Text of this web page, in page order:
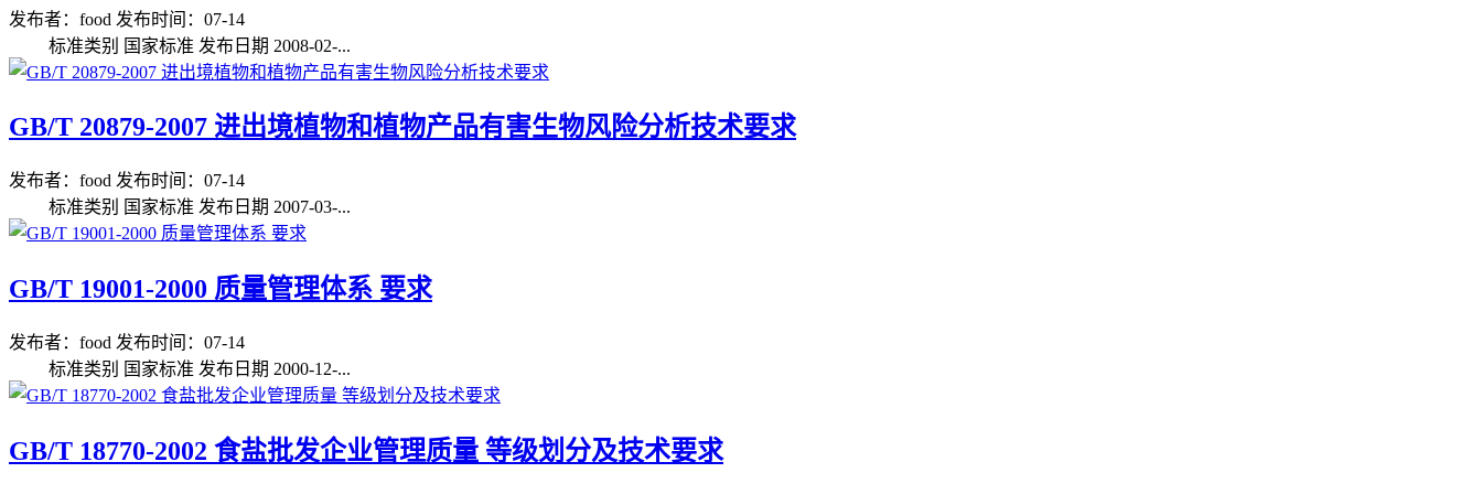
发布者：food 发布时间：07-14
标准类别 国家标准 发布日期 2008-02-...
GB/T 20879-2007 进出境植物和植物产品有害生物风险分析技术要求
发布者：food 发布时间：07-14
标准类别 国家标准 发布日期 2007-03-...
GB/T 19001-2000 质量管理体系 要求
发布者：food 发布时间：07-14
标准类别 国家标准 发布日期 2000-12-...
GB/T 18770-2002 食盐批发企业管理质量 等级划分及技术要求